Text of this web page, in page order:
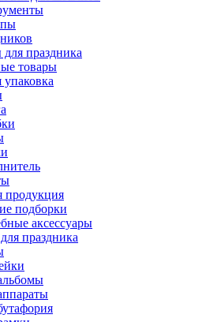
праздника
товары
продукция
подборки
аксессуары
праздника